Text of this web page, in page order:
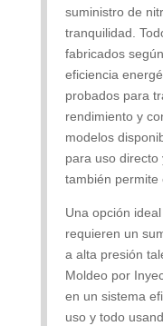
suministro de
tranquilidad.
fabricados
eficiencia
probados para
rendimiento y
modelos
para uso
también permite
Una opción
requieren un
a alta presión
Moldeo por
en un sistema
uso y todo